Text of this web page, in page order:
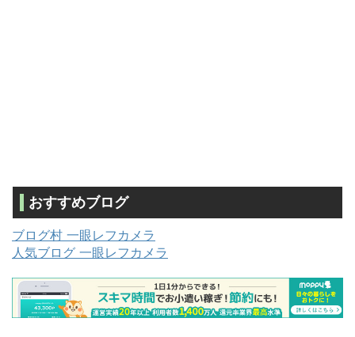
おすすめブログ
ブログ村 一眼レフカメラ
人気ブログ 一眼レフカメラ